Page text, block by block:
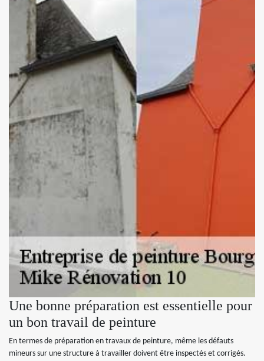
Une bonne préparation est essentielle pour
un bon travail de peinture
En termes de préparation en travaux de peinture, même les défauts
mineurs sur une structure à travailler doivent être inspectés et corrigés.